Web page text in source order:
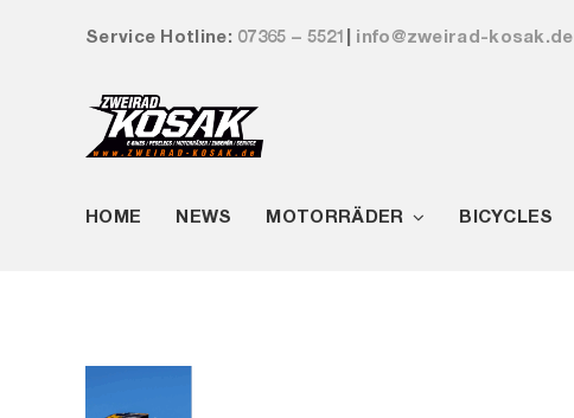
Service Hotline: 07365 – 5521 info@zweirad-kosak.de
HOME NEWS MOTORRÄDER BICYCLES